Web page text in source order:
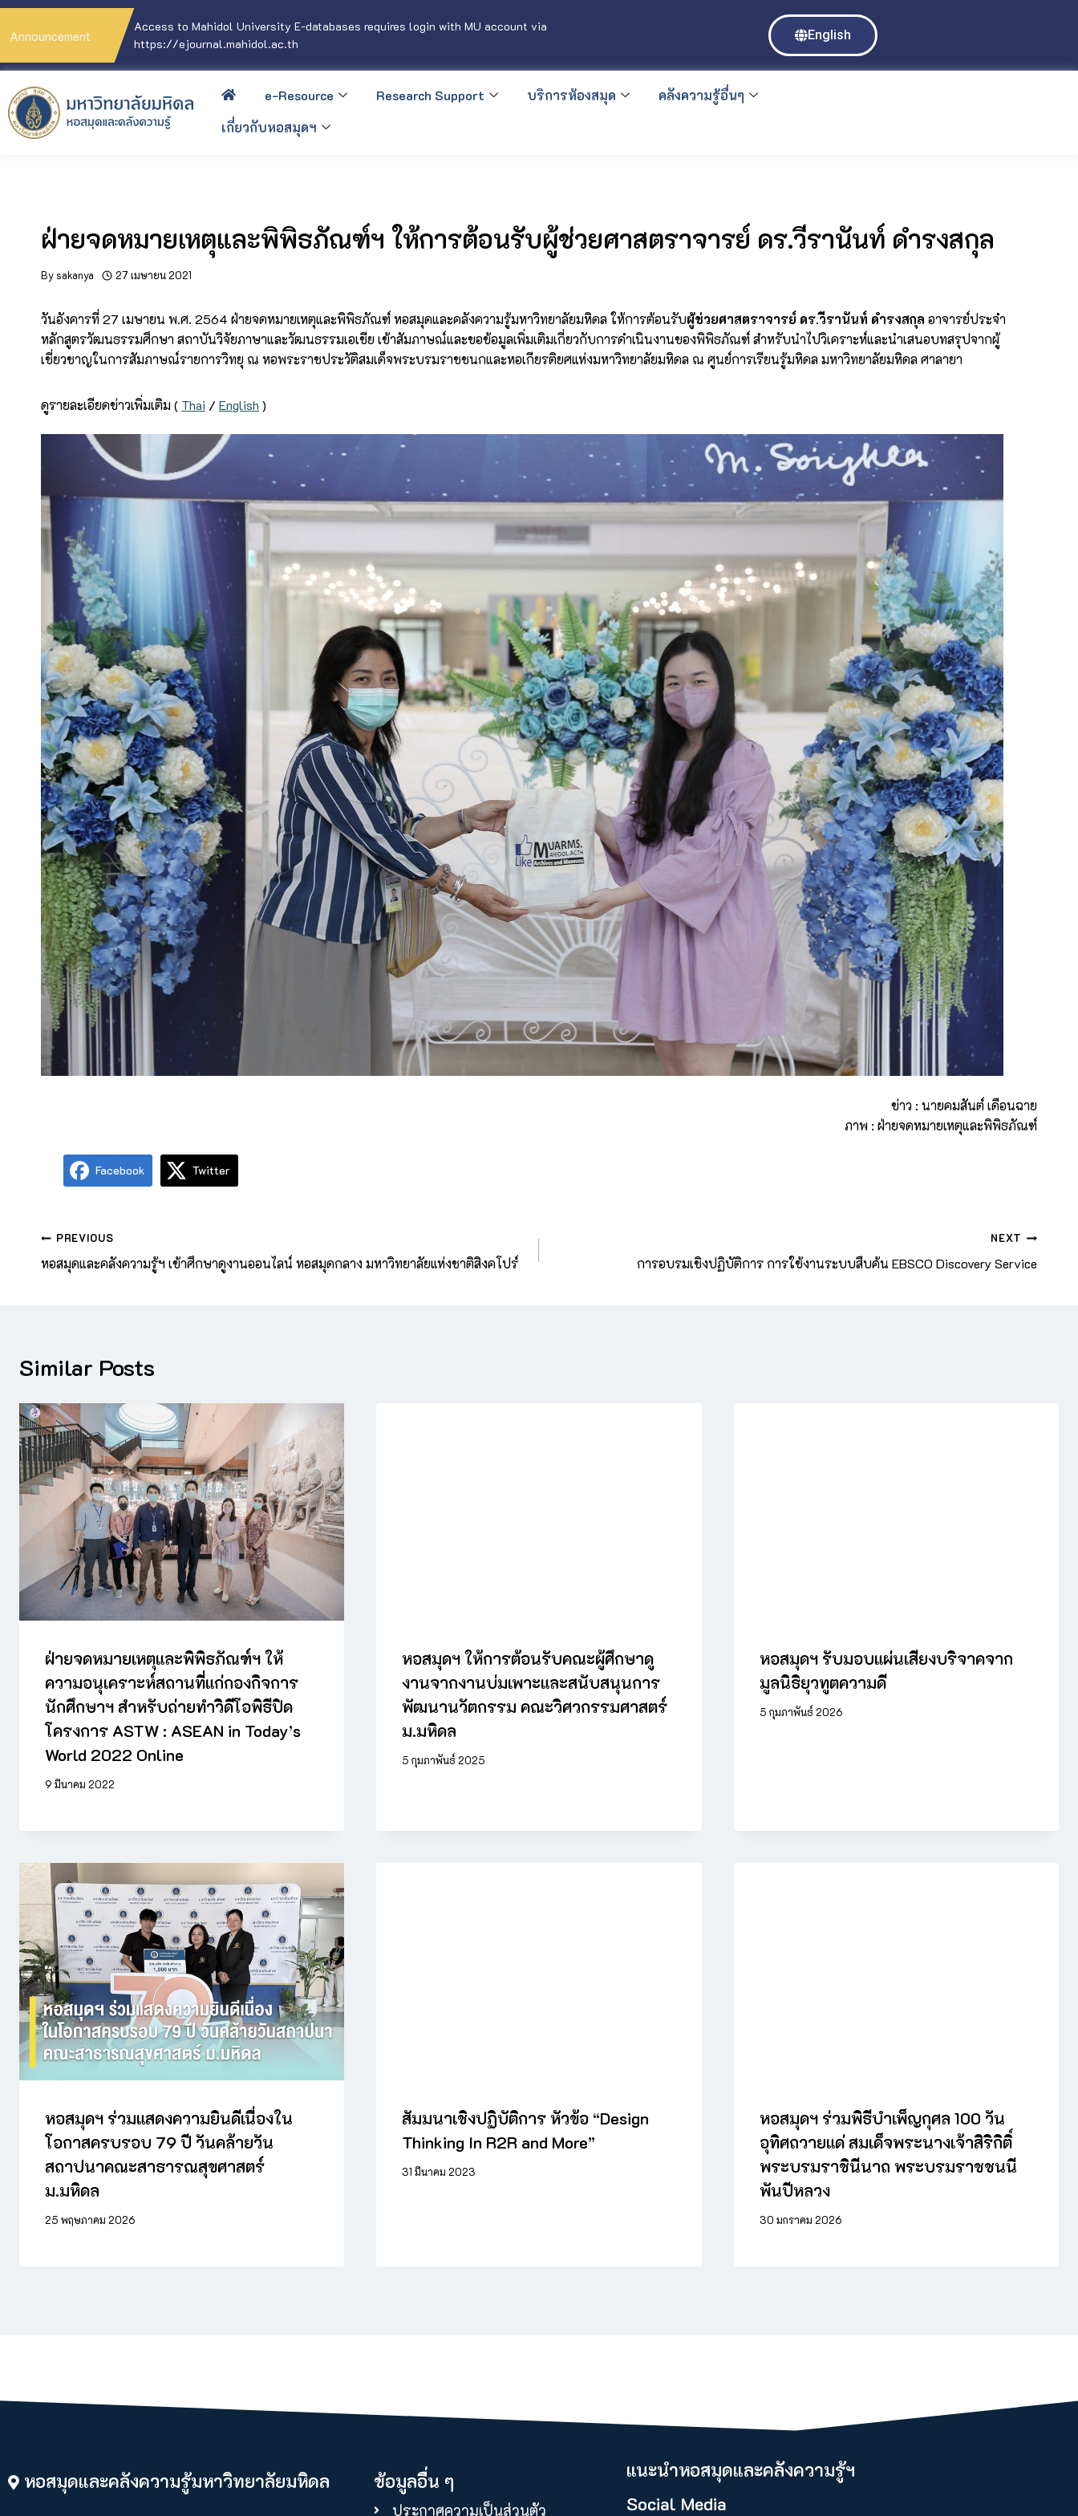
Announcement
Access to Mahidol University E-databases requires login with MU account via
https://ejournal.mahidol.ac.th
English
e-Resource Research Support บริการห้องสมุด
คลังความรู้อื่นๆ
เกี่ยวกับหอสมุดฯ
ฝ่ายจดหมายเหตุและพิพิธภัณฑ์ฯ ให้การต้อนรับผู้ช่วยศาสตราจารย์ ดร.วีรานันท์ ดำรงสกุล
By sakanya 27 เมษายน 2021
วันอังคารที่ 27 เมษายน พ.ศ. 2564 ฝ่ายจดหมายเหตุและพิพิธภัณฑ์ หอสมุดและคลังความรู้มหาวิทยาลัยมหิดล ให้การต้อนรับผู้ช่วยศาสตราจารย์ ดร.วีรานันท์ ดำรงสกุล อาจารย์ประจำ
หลักสูตรวัฒนธรรมศึกษา สถาบันวิจัยภาษาและวัฒนธรรมเอเชีย เข้าสัมภาษณ์และขอข้อมูลเพิ่มเติมเกี่ยวกับการดำเนินงานของพิพิธภัณฑ์ สำหรับนำไปวิเคราะห์และนำเสนอบทสรุปจากผู้
เชี่ยวชาญในการสัมภาษณ์รายการวิทยุ ณ หอพระราชประวัติสมเด็จพระบรมราชชนกและหอเกียรติยศแห่งมหาวิทยาลัยมหิดล ณ ศูนย์การเรียนรู้มหิดล มหาวิทยาลัยมหิดล ศาลายา
ดูรายละเอียดข่าวเพิ่มเติม ( Thai / English )
ข่าว : นายคมสันต์ เดือนฉาย
ภาพ : ฝ่ายจดหมายเหตุและพิพิธภัณฑ์
Facebook Twitter
PREVIOUS
หอสมุดและคลังความรู้ฯ เข้าศึกษาดูงานออนไลน์ หอสมุดกลาง มหาวิทยาลัยแห่งชาติสิงคโปร์
NEXT
การอบรมเชิงปฏิบัติการ การใช้งานระบบสืบค้น EBSCO Discovery Service
Similar Posts
ฝ่ายจดหมายเหตุและพิพิธภัณฑ์ฯ ให้
ความอนุเคราะห์สถานที่แก่กองกิจการ
นักศึกษาฯ สำหรับถ่ายทำวิดีโอพิธีปิด
โครงการ ASTW : ASEAN in Today’s
World 2022 Online
9 มีนาคม 2022
หอสมุดฯ ให้การต้อนรับคณะผู้ศึกษาดู
งานจากงานบ่มเพาะและสนับสนุนการ
พัฒนานวัตกรรม คณะวิศวกรรมศาสตร์
ม.มหิดล
5 กุมภาพันธ์ 2025
หอสมุดฯ รับมอบแผ่นเสียงบริจาคจาก
มูลนิธิยุวทูตความดี
5 กุมภาพันธ์ 2026
หอสมุดฯ ร่วมแสดงความยินดีเนื่องใน
โอกาสครบรอบ 79 ปี วันคล้ายวัน
สถาปนาคณะสาธารณสุขศาสตร์
ม.มหิดล
25 พฤษภาคม 2026
สัมมนาเชิงปฏิบัติการ หัวข้อ “Design
Thinking In R2R and More”
31 มีนาคม 2023
หอสมุดฯ ร่วมพิธีบำเพ็ญกุศล 100 วัน
อุทิศถวายแด่ สมเด็จพระนางเจ้าสิริกิติ์
พระบรมราชินีนาถ พระบรมราชชนนี
พันปีหลวง
30 มกราคม 2026
หอสมุดและคลังความรู้มหาวิทยาลัยมหิดล ข้อมูลอื่น ๆ
ประกาศความเป็นส่วนตัว
แนะนำหอสมุดและคลังความรู้ฯ​
Social Media